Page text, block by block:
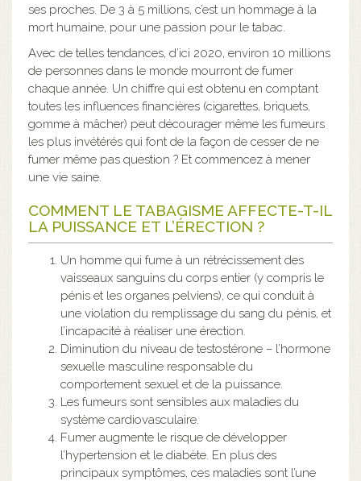
ses proches. De 3 à 5 millions, c’est un hommage à la
mort humaine, pour une passion pour le tabac.
Avec de telles tendances, d’ici 2020, environ 10 millions
de personnes dans le monde mourront de fumer
chaque année. Un chiffre qui est obtenu en comptant
toutes les influences financières (cigarettes, briquets,
gomme à mâcher) peut décourager même les fumeurs
les plus invétérés qui font de la façon de cesser de ne
fumer même pas question ? Et commencez à mener
une vie saine.
COMMENT LE TABAGISME AFFECTE-T-IL
LA PUISSANCE ET L’ÉRECTION ?
Un homme qui fume à un rétrécissement des
vaisseaux sanguins du corps entier (y compris le
pénis et les organes pelviens), ce qui conduit à
une violation du remplissage du sang du pénis, et
l’incapacité à réaliser une érection.
Diminution du niveau de testostérone – l’hormone
sexuelle masculine responsable du
comportement sexuel et de la puissance.
Les fumeurs sont sensibles aux maladies du
système cardiovasculaire.
Fumer augmente le risque de développer
l’hypertension et le diabète. En plus des
principaux symptômes, ces maladies sont l’une